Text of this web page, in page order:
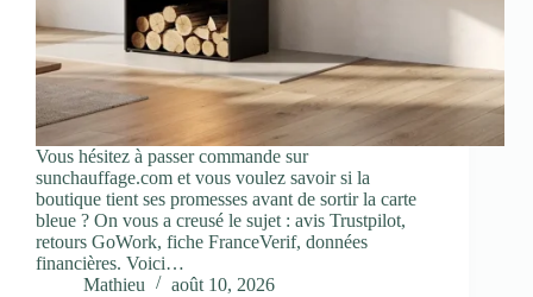
Vous hésitez à passer commande sur
sunchauffage.com et vous voulez savoir si la
boutique tient ses promesses avant de sortir la carte
bleue ? On vous a creusé le sujet : avis Trustpilot,
retours GoWork, fiche FranceVerif, données
financières. Voici…
Mathieu
août 10, 2026